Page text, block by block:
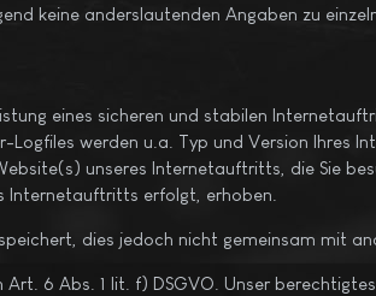
keine anderslautenden Angaben zu
eines sicheren und stabilen
werden u.a. Typ und Version Ihres
unseres Internetauftritts, die Sie
Internetauftritts erfolgt, erhoben.
dies jedoch nicht gemeinsam mit
6 Abs. 1 lit. f) DSGVO. Unser